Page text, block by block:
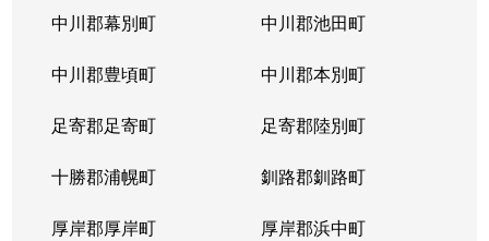
中川郡幕別町 中川郡池田町
中川郡豊頃町 中川郡本別町
足寄郡足寄町 足寄郡陸別町
十勝郡浦幌町 釧路郡釧路町
厚岸郡厚岸町 厚岸郡浜中町